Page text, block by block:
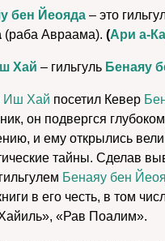
бен Йеояда – это
(раба Авраама). (Ари а-
Хай – гильгуль Бенаяу
Иш Хай посетил Кевер
он подвергся
и ему открылись
тайны. Сделав
Бенаяу бен
в его честь, в том
«Рав Поалим».